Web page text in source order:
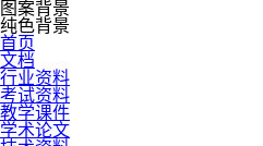
图案背景
纯色背景
首页
文档
行业资料
考试资料
教学课件
学术论文